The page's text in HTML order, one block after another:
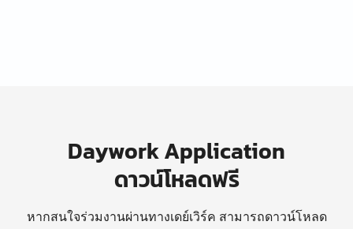
Daywork Application
ดาวน์โหลดฟรี
หากสนใจร่วมงานผ่านทางเดย์เวิร์ค สามารถดาวน์โหลด